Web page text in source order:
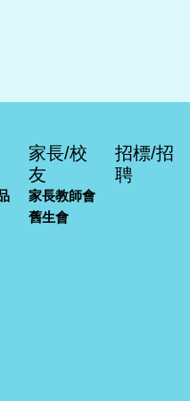
家長/校
友
家長教師會
舊生會
招標/招
聘